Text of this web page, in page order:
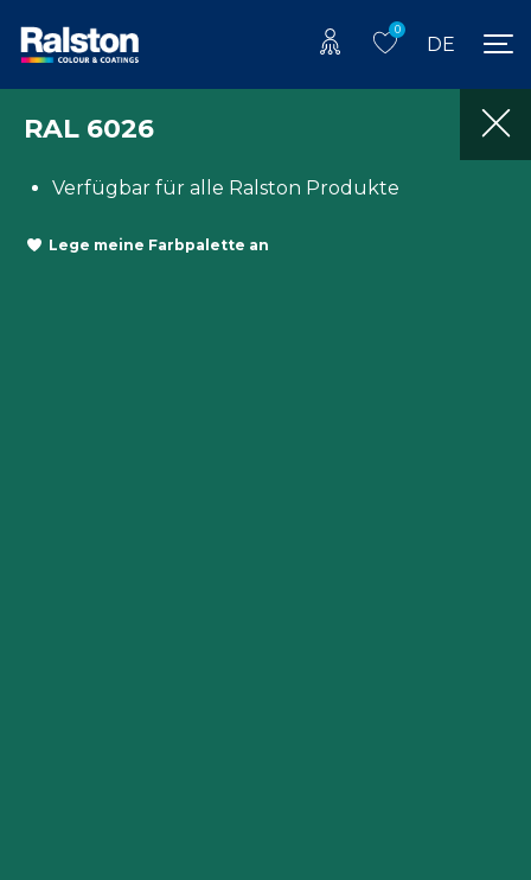
0
DE
RAL 6026
Verfügbar für alle Ralston Produkte
Lege meine Farbpalette an